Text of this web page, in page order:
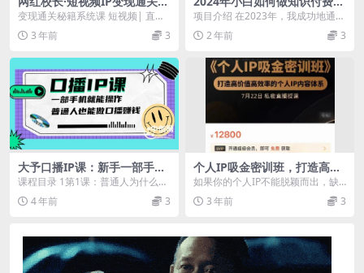
笈：短视频篇 直播篇 产品篇
私域篇 商业模式
变现通关秘籍系统课 短视频| 直播|
产品|私域商业模式 短视频IP变现
通关秘籍|...
3 年前 3
入几千，0基础小白也能月入5
-10万，【IP合伙人项目介
绍】
项目介绍 在2023年，我成功地通过
知识付费“卖项目”实现了100万以上
的净利润...
2 年前 3
大予口播IP课：新手一部手机
就能操作，普通人也能做口播
赚钱（10节课时）
课程目录 1第1课：普通人为什么要
做口播.mp4 2第2课：如何快手做
账号定位....
4 年前 3
个人IP吸金密训班，打造高价
值高效率的个人IP内容体系
（价值12800元）
如果你的个人IP不能脱颖而出，缺
乏辨识度如果你的店铺总显得杂乱
无章，没有品牌感如...
3 年前 3